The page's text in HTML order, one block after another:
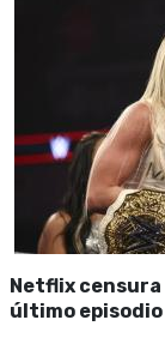
Netflix censura
último episodio